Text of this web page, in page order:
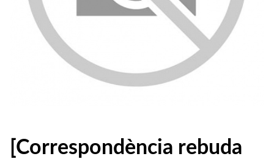
[Correspondència rebuda